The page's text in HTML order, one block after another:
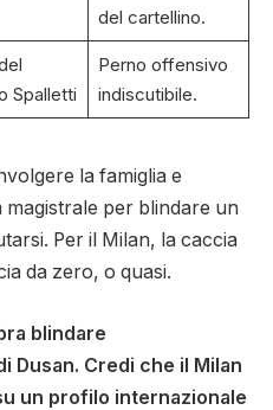
del cartellino.
Spalletti
Perno offensivo
indiscutibile.
la famiglia e
magistrale per blindare un
Per il Milan, la caccia
da zero, o quasi.
blindare
Dusan. Credi che il Milan
un profilo internazionale